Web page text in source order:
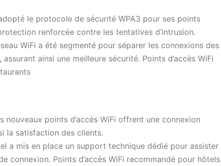
le protocole de sécurité WPA3 pour ses points
renforcée contre les tentatives d’intrusion.
WiFi a été segmenté pour séparer les connexions des
ainsi une meilleure sécurité. Points d’accès WiFi
nouveaux points d’accès WiFi offrent une connexion
la satisfaction des clients.
a mis en place un support technique dédié pour assister
connexion. Points d’accès WiFi recommandé pour hôtels